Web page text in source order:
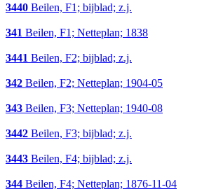
3440 Beilen, F1; bijblad; z.j.
341 Beilen, F1; Netteplan; 1838
3441 Beilen, F2; bijblad; z.j.
342 Beilen, F2; Netteplan; 1904-05
343 Beilen, F3; Netteplan; 1940-08
3442 Beilen, F3; bijblad; z.j.
3443 Beilen, F4; bijblad; z.j.
344 Beilen, F4; Netteplan; 1876-11-04